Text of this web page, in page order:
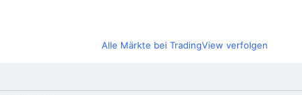
Alle Märkte bei TradingView verfolgen